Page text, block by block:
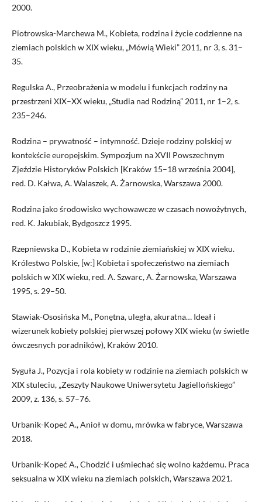
2000.
Piotrowska-Marchewa M., Kobieta, rodzina i życie codzienne na
ziemiach polskich w XIX wieku, „Mówią Wieki” 2011, nr 3, s. 31–
35.
Regulska A., Przeobrażenia w modelu i funkcjach rodziny na
przestrzeni XIX–XX wieku, „Studia nad Rodziną” 2011, nr 1–2, s.
235–246.
Rodzina – prywatność – intymność. Dzieje rodziny polskiej w
kontekście europejskim. Sympozjum na XVII Powszechnym
Zjeździe Historyków Polskich [Kraków 15–18 września 2004],
red. D. Kałwa, A. Walaszek, A. Żarnowska, Warszawa 2000.
Rodzina jako środowisko wychowawcze w czasach nowożytnych,
red. K. Jakubiak, Bydgoszcz 1995.
Rzepniewska D., Kobieta w rodzinie ziemiańskiej w XIX wieku.
Królestwo Polskie, [w:] Kobieta i społeczeństwo na ziemiach
polskich w XIX wieku, red. A. Szwarc, A. Żarnowska, Warszawa
1995, s. 29–50.
Stawiak-Ososińska M., Ponętna, uległa, akuratna… Ideał i
wizerunek kobiety polskiej pierwszej połowy XIX wieku (w świetle
ówczesnych poradników), Kraków 2010.
Syguła J., Pozycja i rola kobiety w rodzinie na ziemiach polskich w
XIX stuleciu, „Zeszyty Naukowe Uniwersytetu Jagiellońskiego”
2009, z. 136, s. 57–76.
Urbanik-Kopeć A., Anioł w domu, mrówka w fabryce, Warszawa
2018.
Urbanik-Kopeć A., Chodzić i uśmiechać się wolno każdemu. Praca
seksualna w XIX wieku na ziemiach polskich, Warszawa 2021.